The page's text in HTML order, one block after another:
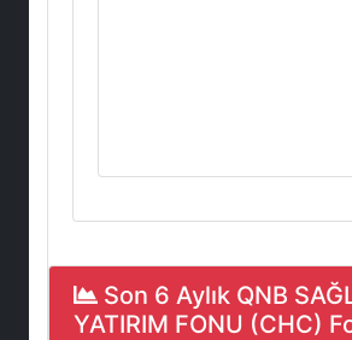
Son 6 Aylık QNB
YATIRIM FONU (CHC)